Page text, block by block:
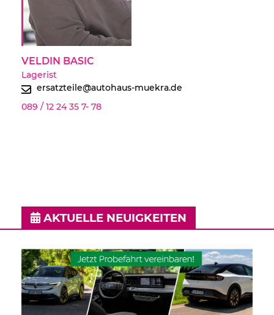
VELDIN BASIC
Lagerist
ersatzteile@autohaus-muekra.de
089 / 12 24 35 7- 78
AKTUELLE NEUIGKEITEN